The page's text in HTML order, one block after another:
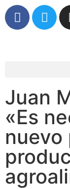
Juan
«Es
nuevo